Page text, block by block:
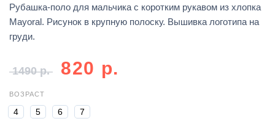
Рубашка-поло для мальчика с коротким рукавом из хлопка
Mayoral. Рисунок в крупную полоску. Вышивка логотипа на
груди.
1490р. 820 р.
ВОЗРАСТ
4 5 6 7